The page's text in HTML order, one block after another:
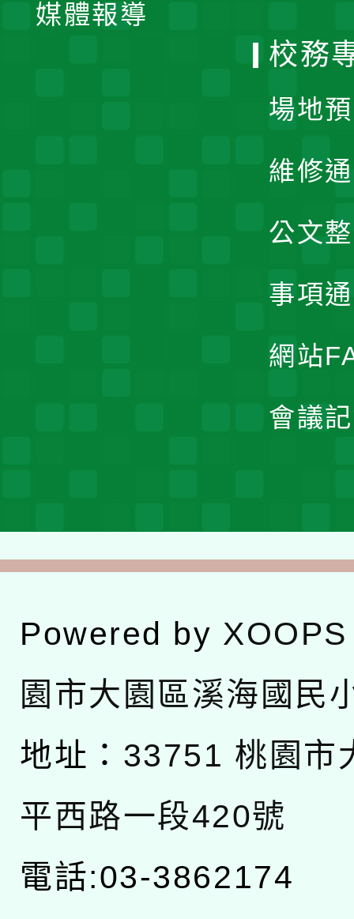
媒體報導
校務
場地
維修
公文
事項
網站
會議
Powered by XOOPS
園市大園區溪海國民
地址： 33751 桃園市
平西路一段420號
電話:03-3862174